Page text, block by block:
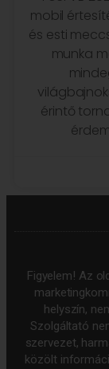
mobil
és esti
munka
érintő
Figyelem! Az
helyszín,
Szolgáltató
szervezet,
közölt